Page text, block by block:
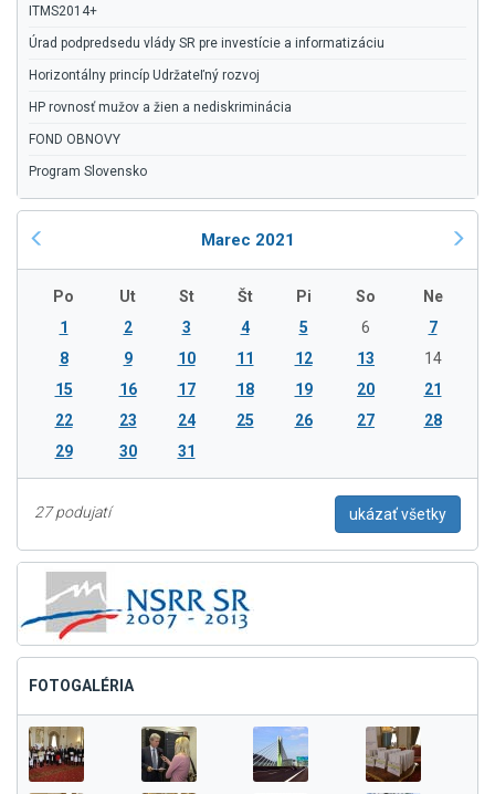
ITMS2014+
Úrad podpredsedu vlády SR pre investície a informatizáciu
Horizontálny princíp Udržateľný rozvoj
HP rovnosť mužov a žien a nediskriminácia
FOND OBNOVY
Program Slovensko
Marec 2021
Po Ut St Št Pi So
Ne
1
2 3 4 5 6
7
8
9 10 11 12 13
14
15
16 17 18 19 20
21
22
23 24 25 26 27
28
29
30 31
27 podujatí ukázať všetky
FOTOGALÉRIA